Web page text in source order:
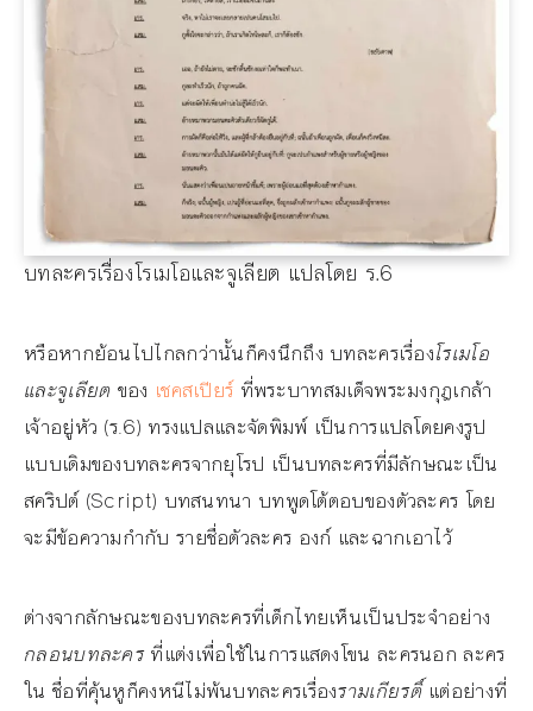
บทละครเรื่องโรเมโอและจูเลียต แปลโดย ร.6
หรือหากย้อนไปไกลกว่านั้นก็คงนึกถึง บทละครเรื่องโรเมโอ
และจูเลียต ของ เชคสเปียร์ที่พระบาทสมเด็จพระมงกุฎเกล้า
เจ้าอยู่หัว (ร.6) ทรงแปลและจัดพิมพ์ เป็นการแปลโดยคงรูป
แบบเดิมของบทละครจากยุโรป เป็นบทละครที่มีลักษณะเป็น
สคริปต์ (Script) บทสนทนา บทพูดโต้ตอบของตัวละคร โดย
จะมีข้อความกำกับ รายชื่อตัวละคร องก์ และฉากเอาไว้
ต่างจากลักษณะของบทละครที่เด็กไทยเห็นเป็นประจำอย่าง
กลอนบทละครที่แต่งเพื่อใช้ในการแสดงโขน ละครนอก ละคร
ใน ชื่อที่คุ้นหูก็คงหนีไม่พ้นบทละครเรื่องรามเกียรติ์แต่อย่างที่